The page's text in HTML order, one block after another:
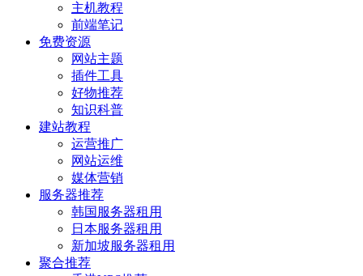
主机教程
前端笔记
免费资源
网站主题
插件工具
好物推荐
知识科普
建站教程
运营推广
网站运维
媒体营销
服务器推荐
韩国服务器租用
日本服务器租用
新加坡服务器租用
聚合推荐